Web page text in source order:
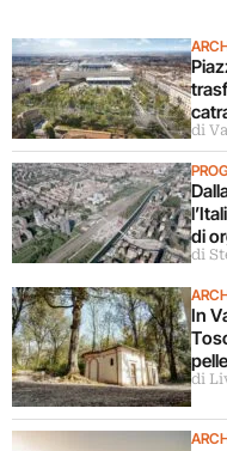
di
di
di
In
di